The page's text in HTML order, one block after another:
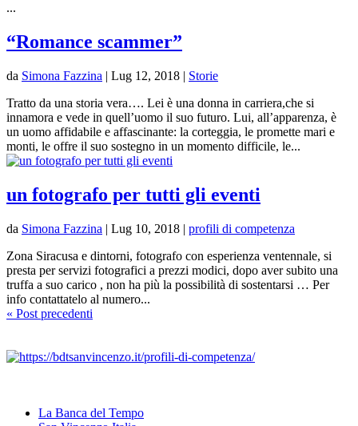
...
“Romance scammer”
da Simona Fazzina | Lug 12, 2018 | Storie
Tratto da una storia vera…. Lei è una donna in carriera,che si
innamora e vede in quell’uomo il suo futuro. Lui, all’apparenza, è
un uomo affidabile e affascinante: la corteggia, le promette mari e
monti, le offre il suo sostegno in un momento difficile, le...
un fotografo per tutti gli eventi
da Simona Fazzina | Lug 10, 2018 | profili di competenza
Zona Siracusa e dintorni, fotografo con esperienza ventennale, si
presta per servizi fotografici a prezzi modici, dopo aver subito una
truffa a suo carico , non ha più la possibilità di sostentarsi … Per
info contattatelo al numero...
« Post precedenti
La Banca del Tempo